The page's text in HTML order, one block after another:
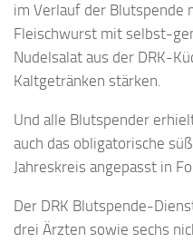
im Verlauf der Blutspende
Fleischwurst mit selbst-
Nudelsalat aus der DRK-
Kaltgetränken stärken.
Und alle Blutspender
auch das obligatorische
Jahreskreis angepasst in
Der DRK Blutspende-
drei Ärzten sowie sechs